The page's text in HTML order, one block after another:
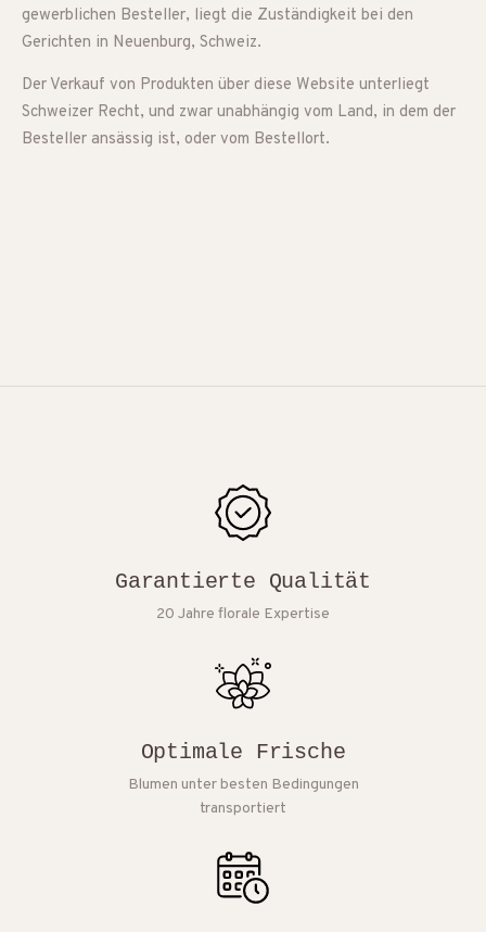
gewerblichen Besteller, liegt die Zuständigkeit bei den
Gerichten in Neuenburg, Schweiz.
Der Verkauf von Produkten über diese Website unterliegt
Schweizer Recht, und zwar unabhängig vom Land, in dem der
Besteller ansässig ist, oder vom Bestellort.
Garantierte Qualität
20 Jahre florale Expertise
Optimale Frische
Blumen unter besten Bedingungen
transportiert